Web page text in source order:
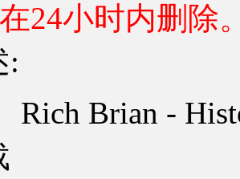
24小时内删除
:
Rich Brian -